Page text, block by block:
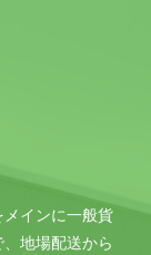
インに一般貨
地場配送から